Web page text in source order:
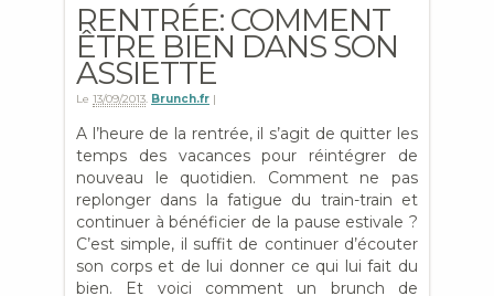
RENTRÉE: COMMENT
ÊTRE BIEN DANS SON
ASSIETTE
Le 13/09/2013. Brunch.fr |
A l’heure de la rentrée, il s’agit de quitter les
temps des vacances pour réintégrer de
nouveau le quotidien. Comment ne pas
replonger dans la fatigue du train-train et
continuer à bénéficier de la pause estivale ?
C’est simple, il suffit de continuer d’écouter
son corps et de lui donner ce qui lui fait du
bien. Et voici comment un brunch de